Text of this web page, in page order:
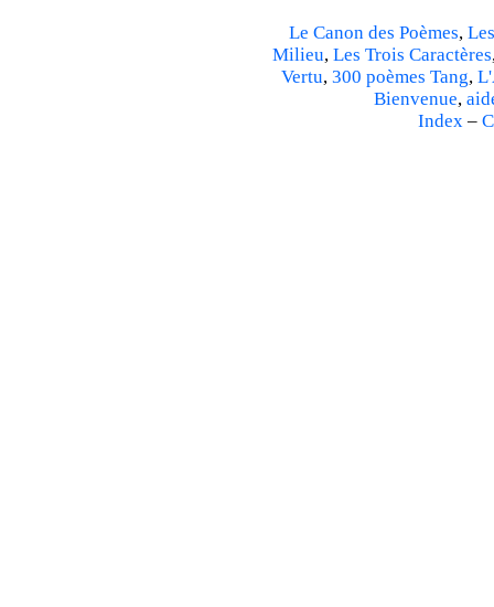
Le Canon des Poèmes,
Milieu, Les Trois Caractères
Vertu, 300 poèmes Tang,
Bienvenue,
Index –